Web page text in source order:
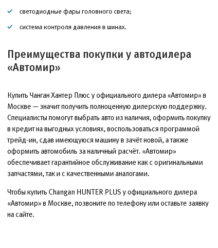
светодиодные фары головного света;
система контроля давления в шинах.
Преимущества покупки у автодилера
«Автомир»
Купить Чанган Хантер Плюс у официального дилера «Автомир» в
Москве — значит получить полноценную дилерскую поддержку.
Специалисты помогут выбрать авто из наличия, оформить покупку
в кредит на выгодных условиях, воспользоваться программой
трейд-ин, сдав имеющуюся машину в зачёт новой, а также
оформить автомобиль за наличный расчёт. «Автомир»
обеспечивает гарантийное обслуживание как с оригинальными
запчастями, так и с качественными аналогами.
Чтобы купить Changan HUNTER PLUS у официального дилера
«Автомир» в Москве, позвоните по телефону или оставьте заявку
на сайте.